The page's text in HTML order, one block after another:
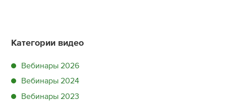
Категории видео
Вебинары 2026
Вебинары 2024
Вебинары 2023